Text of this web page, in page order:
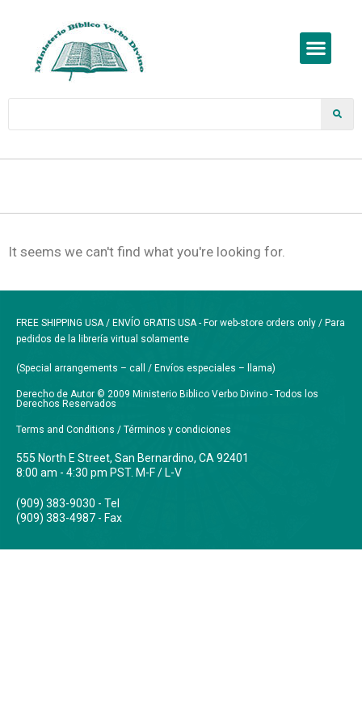
It seems we can't find what you're looking for.
FREE SHIPPING USA / ENVÍO GRATIS USA - For web-store orders only / Para
pedidos de la librería virtual solamente
(Special arrangements – call / Envíos especiales – llama)
Derecho de Autor © 2009 Ministerio Biblico Verbo Divino - Todos los
Derechos Reservados
Terms and Conditions / Términos y condiciones
555 North E Street, San Bernardino, CA 92401
8:00 am - 4:30 pm PST. M-F / L-V
(909) 383-9030 - Tel
(909) 383-4987 - Fax